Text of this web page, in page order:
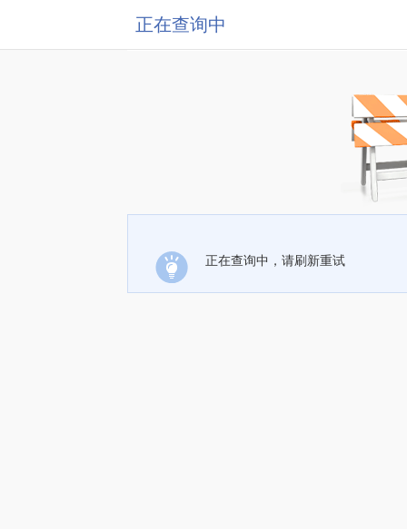
正在查询中
正在查询中，请刷新重试